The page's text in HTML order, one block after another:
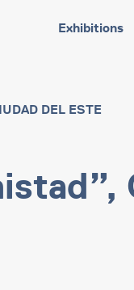
Exhibitions
DEL ESTE